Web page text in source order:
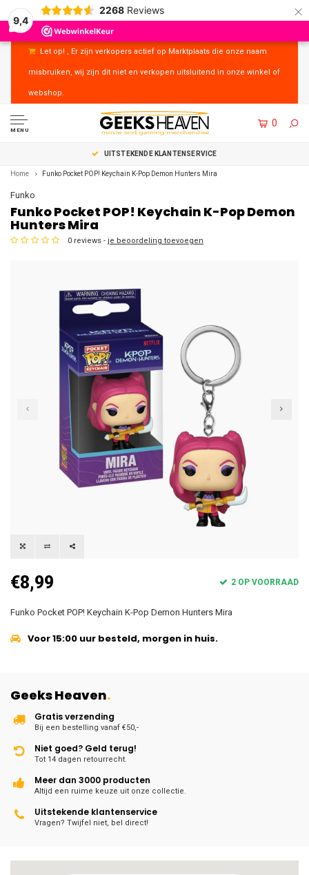
9,4
2268 Reviews ×
Let op! , Er zijn verkopers actief op Marktplaats die onze naam
misbruiken, wij zijn dit niet en verkopen uitsluitend in onze winkel of
webshop.
MENU
0
UITSTEKENDE KLANTENSERVICE
Home Funko Pocket POP! Keychain K-Pop Demon Hunters Mira
Funko
Funko Pocket POP! Keychain K-Pop Demon
Hunters Mira
0 reviews - je beoordeling toevoegen
€8,99 2 OP VOORRAAD
Funko Pocket POP! Keychain K-Pop Demon Hunters Mira
Voor 15:00 uur besteld, morgen in huis.
Geeks Heaven.
Gratis verzending
Bij een bestelling vanaf €50,-
Niet goed? Geld terug!
Tot 14 dagen retourrecht.
Meer dan 3000 producten
Altijd een ruime keuze uit onze collectie.
Uitstekende klantenservice
Vragen? Twijfel niet, bel direct!